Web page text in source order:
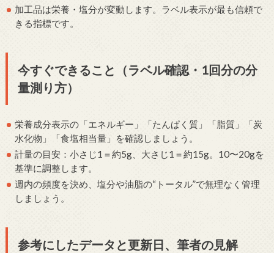
加工品は栄養・塩分が変動します。ラベル表示が最も信頼で
きる指標です。
今すぐできること（ラベル確認・1回分の分
量測り方）
栄養成分表示の「エネルギー」「たんぱく質」「脂質」「炭
水化物」「食塩相当量」を確認しましょう。
計量の目安：小さじ1＝約5g、大さじ1＝約15g。10〜20gを
基準に調整します。
週内の頻度を決め、塩分や油脂の“トータル”で無理なく管理
しましょう。
参考にしたデータと更新日、筆者の見解